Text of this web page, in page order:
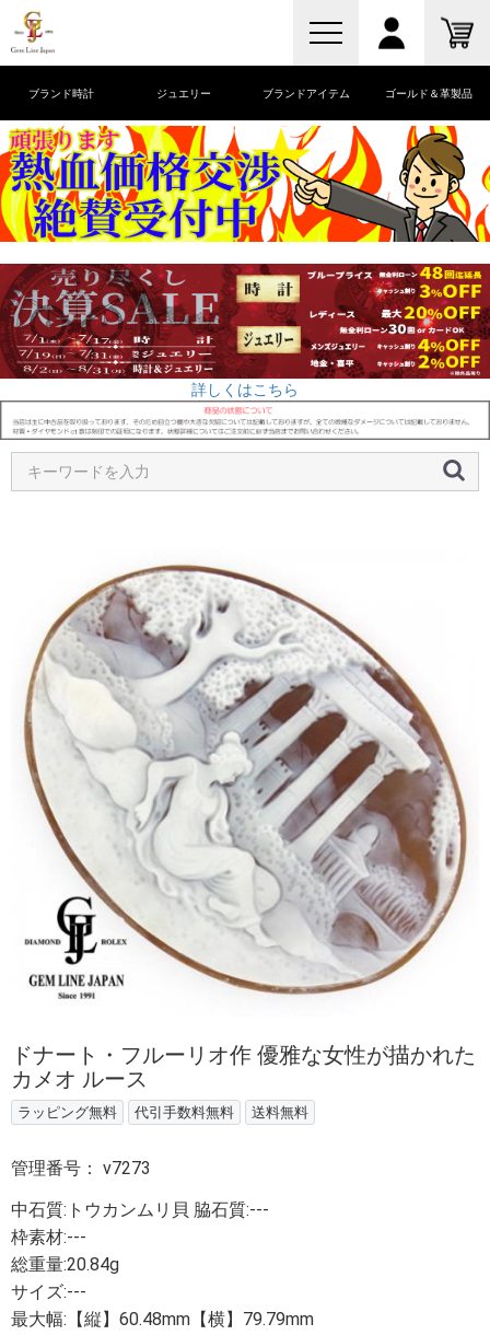
ブランド時計 ジュエリー ブランドアイテム ゴールド＆革製品
詳しくはこちら
ドナート・フルーリオ作 優雅な女性が描かれた
カメオ ルース
ラッピング無料 代引手数料無料 送料無料
管理番号： v7273
中石質:トウカンムリ貝 脇石質:---
枠素材:---
総重量:20.84g
サイズ:---
最大幅:【縦】60.48mm【横】79.79mm